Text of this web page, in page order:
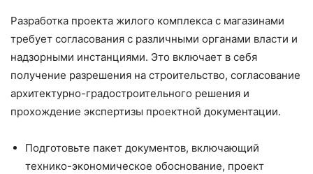
Разработка проекта жилого комплекса с магазинами
требует согласования с различными органами власти и
надзорными инстанциями. Это включает в себя
получение разрешения на строительство, согласование
архитектурно-градостроительного решения и
прохождение экспертизы проектной документации.
Подготовьте пакет документов, включающий
технико-экономическое обоснование, проект